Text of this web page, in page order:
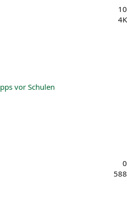
10
4K
vor Schulen
0
588